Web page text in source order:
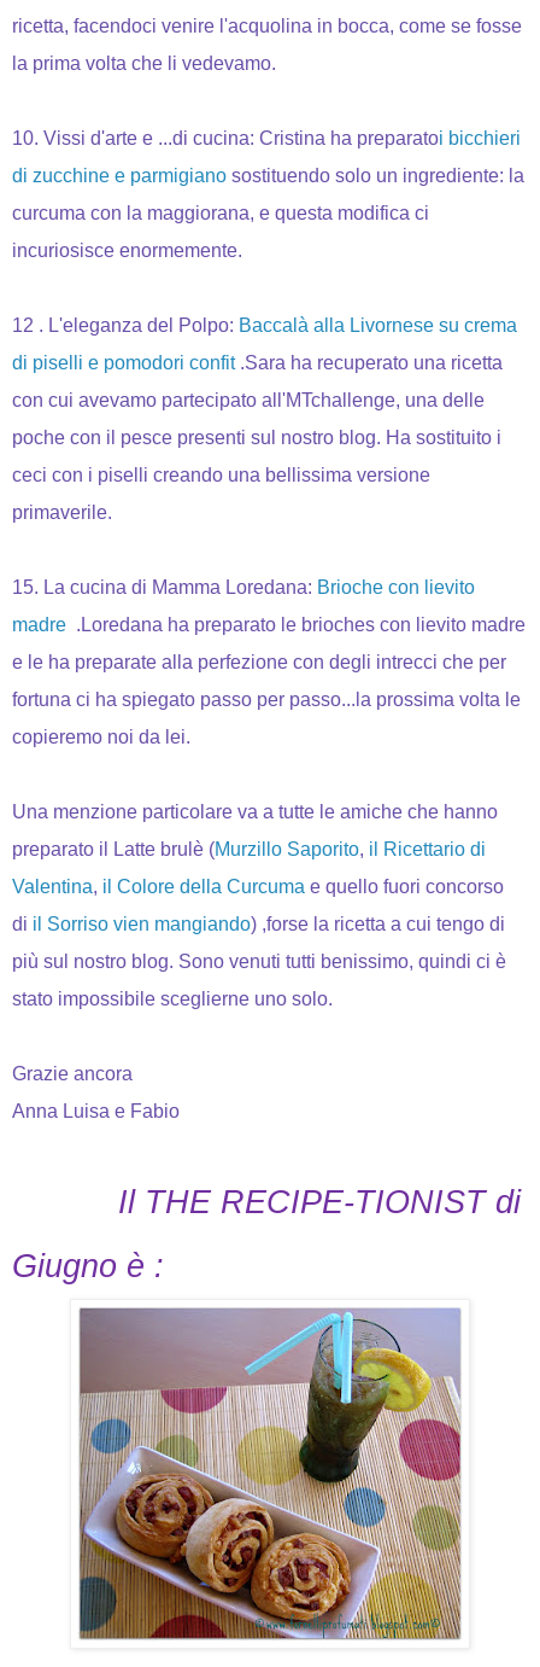
ricetta, facendoci venire l'acquolina in bocca, come se fosse
la prima volta che li vedevamo.
10. Vissi d'arte e ...di cucina: Cristina ha preparatoi bicchieri
di zucchine e parmigiano sostituendo solo un ingrediente: la
curcuma con la maggiorana, e questa modifica ci
incuriosisce enormemente.
12 . L'eleganza del Polpo: Baccalà alla Livornese su crema
di piselli e pomodori confit .Sara ha recuperato una ricetta
con cui avevamo partecipato all'MTchallenge, una delle
poche con il pesce presenti sul nostro blog. Ha sostituito i
ceci con i piselli creando una bellissima versione
primaverile.
15. La cucina di Mamma Loredana: Brioche con lievito
madre .Loredana ha preparato le brioches con lievito madre
e le ha preparate alla perfezione con degli intrecci che per
fortuna ci ha spiegato passo per passo...la prossima volta le
copieremo noi da lei.
Una menzione particolare va a tutte le amiche che hanno
preparato il Latte brulè (Murzillo Saporito, il Ricettario di
Valentina, il Colore della Curcuma e quello fuori concorso
di il Sorriso vien mangiando) ,forse la ricetta a cui tengo di
più sul nostro blog. Sono venuti tutti benissimo, quindi ci è
stato impossibile sceglierne uno solo.
Grazie ancora
Anna Luisa e Fabio
Il THE RECIPE-TIONIST di
Giugno è :